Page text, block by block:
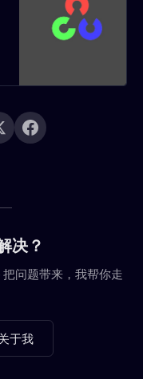
决？
问题带来，我帮你走
于我